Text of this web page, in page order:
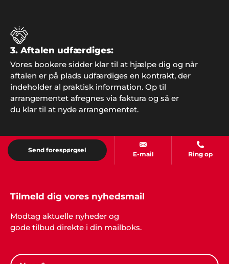
Hans Laursen
"Det var en stor lettelse at få hjælp til
arrangementet og jeg takker mange gange for
god inspiration og dialog gennem hele processen".
Kim Thorsted, Sæby
"Super arrangement. Vi fik god betjening hos
Showbizz Danmark".
"Vi synes I fortjener stor ros for jeres arbejde. Vi
havde en super fed legedag for børnene og alle var
3. Aftalen udfærdiges:
Vores bookere sidder klar til at hjælpe dig og når
aftalen er på plads udfærdiges en kontrakt, der
indeholder al praktisk information. Op til
arrangementet afregnes via faktura og så er
du klar til at nyde arrangementet.
Send forespørgsel
E-mail Ring op
Tilmeld dig vores nyhedsmail
Modtag aktuelle nyheder og
gode tilbud direkte i din mailboks.